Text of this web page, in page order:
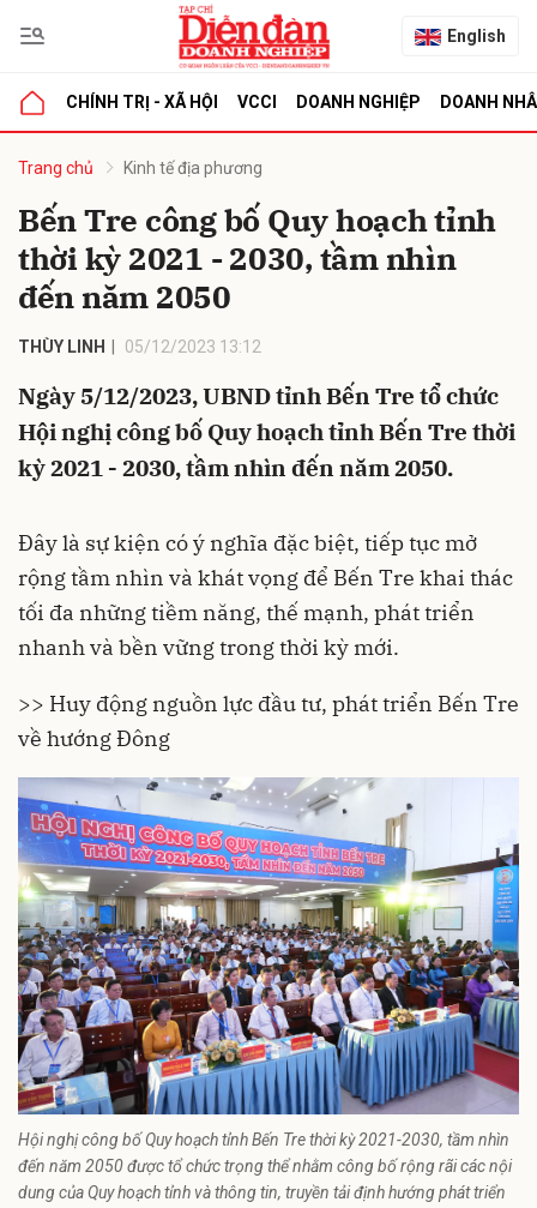
English
CHÍNH TRỊ - XÃ HỘI VCCI DOANH NGHIỆP DOANH
Trang chủ Kinh tế địa phương
Bến Tre công bố Quy hoạch tỉnh
thời kỳ 2021 - 2030, tầm nhìn
đến năm 2050
THÙY LINH 05/12/2023 13:12
Ngày 5/12/2023, UBND tỉnh Bến Tre tổ chức
Hội nghị công bố Quy hoạch tỉnh Bến Tre thời
kỳ 2021 - 2030, tầm nhìn đến năm 2050.
Đây là sự kiện có ý nghĩa đặc biệt, tiếp tục mở
rộng tầm nhìn và khát vọng để Bến Tre khai thác
tối đa những tiềm năng, thế mạnh, phát triển
nhanh và bền vững trong thời kỳ mới.
>> Huy động nguồn lực đầu tư, phát triển Bến Tre
về hướng Đông
Hội nghị công bố Quy hoạch tỉnh Bến Tre thời kỳ 2021-2030, tầm nhìn
đến năm 2050 được tổ chức trọng thể nhằm công bố rộng rãi các nội
dung của Quy hoạch tỉnh và thông tin, truyền tải định hướng phát triển
luận
Hủy